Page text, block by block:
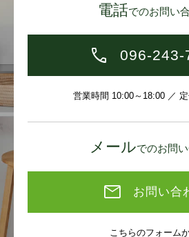
電話でのお問い
096-243-
営業時間 10:00～18:00 ／
メールでのお問
お問い合
こちらのフォーム